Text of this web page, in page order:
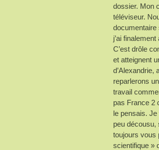
dossier. Mon
téléviseur.
documentaire
j’ai
C’est drôle
et atteignent
d’Alexandrie,
reparlerons
travail
pas France 2
le pensais.
peu décousu,
toujours vous
scientifique »